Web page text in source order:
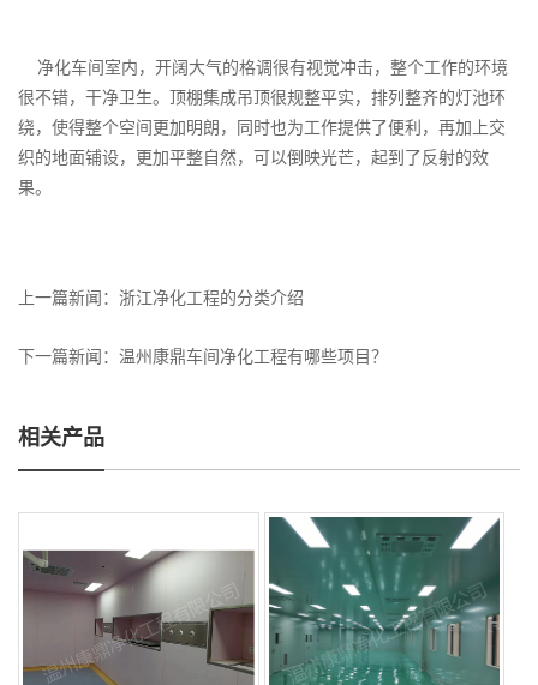
净化车间 室内，开阔大气的格调很有视觉冲击，整个工作的环境
很不错，干净卫生。顶棚集成吊顶很规整平实，排列整齐的灯池环
绕，使得整个空间更加明朗，同时也为工作提供了便利，再加上交
织的地面铺设，更加平整自然，可以倒映光芒，起到了反射的效
果。
上一篇新闻： 浙江净化工程的分类介绍
下一篇新闻： 温州康鼎车间净化工程有哪些项目？
相关产品